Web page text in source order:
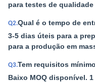
para testes de
Q2.Qual é o tempo de
3-5 dias úteis para a
para a produção em
Q3.Tem requisitos
Baixo MOQ disponível.